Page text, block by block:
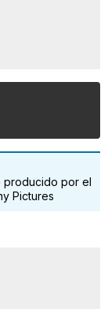
por el
Pictures